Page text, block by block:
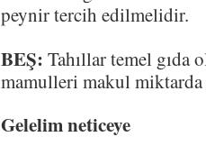
peynir tercih edilmelidir.
BEŞ: Tahıllar temel gıda
mamulleri makul
Gelelim neticeye